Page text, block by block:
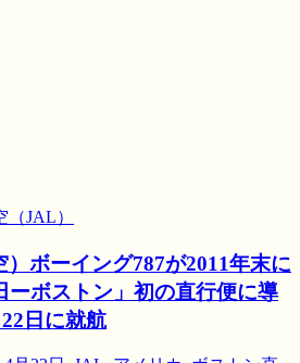
（JAL）
ボーイング787が2011年末に
ーボストン」初の直行便に導
日に就航